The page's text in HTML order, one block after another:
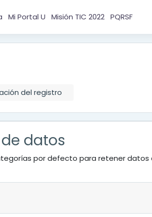
Mi Portal U Misión TIC 2022 PQRSF
del registro
datos
por defecto para retener